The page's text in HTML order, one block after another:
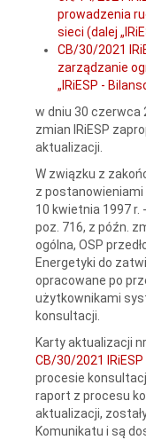
prowadzenia
sieci (dalej
CB/30/2021
zarządzanie
„IRiESP -
w dniu 30 czerwca
zmian IRiESP
aktualizacji.
W związku z
z
10 kwietnia 1997 r.
poz. 716, z późn.
ogólna, OSP
Energetyki do
opracowane po
użytkownikami
konsultacji.
Karty aktualizacji nr
CB/30/2021
procesie
raport z procesu
aktualizacji,
Komunikatu i są